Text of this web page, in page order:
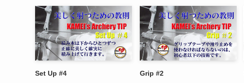
Set Up #4 Grip #2